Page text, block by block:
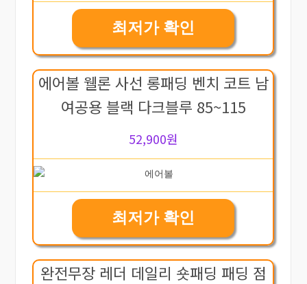
최저가 확인
에어볼 웰론 사선 롱패딩 벤치 코트 남
여공용 블랙 다크블루 85~115
52,900원
최저가 확인
완전무장 레더 데일리 숏패딩 패딩 점